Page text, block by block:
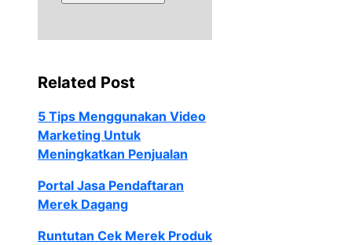
Related Post
5 Tips Menggunakan Video
Marketing Untuk
Meningkatkan Penjualan
Portal Jasa Pendaftaran
Merek Dagang
Runtutan Cek Merek Produk